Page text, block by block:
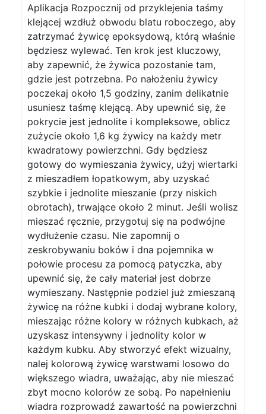
Aplikacja Rozpocznij od przyklejenia taśmy
klejącej wzdłuż obwodu blatu roboczego, aby
zatrzymać żywicę epoksydową, którą właśnie
będziesz wylewać. Ten krok jest kluczowy,
aby zapewnić, że żywica pozostanie tam,
gdzie jest potrzebna. Po nałożeniu żywicy
poczekaj około 1,5 godziny, zanim delikatnie
usuniesz taśmę klejącą. Aby upewnić się, że
pokrycie jest jednolite i kompleksowe, oblicz
zużycie około 1,6 kg żywicy na każdy metr
kwadratowy powierzchni. Gdy będziesz
gotowy do wymieszania żywicy, użyj wiertarki
z mieszadłem łopatkowym, aby uzyskać
szybkie i jednolite mieszanie (przy niskich
obrotach), trwające około 2 minut. Jeśli wolisz
mieszać ręcznie, przygotuj się na podwójne
wydłużenie czasu. Nie zapomnij o
zeskrobywaniu boków i dna pojemnika w
połowie procesu za pomocą patyczka, aby
upewnić się, że cały materiał jest dobrze
wymieszany. Następnie podziel już zmieszaną
żywicę na różne kubki i dodaj wybrane kolory,
mieszając różne kolory w różnych kubkach, aż
uzyskasz intensywny i jednolity kolor w
każdym kubku. Aby stworzyć efekt wizualny,
nalej kolorową żywicę warstwami losowo do
większego wiadra, uważając, aby nie mieszać
zbyt mocno kolorów ze sobą. Po napełnieniu
wiadra rozprowadź zawartość na powierzchni